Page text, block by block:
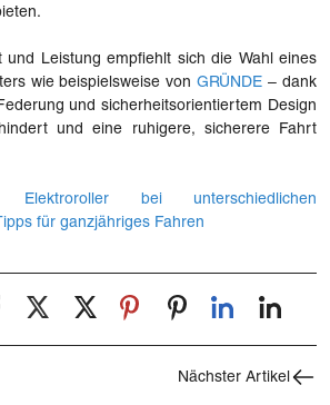
und Leistung empfiehlt sich die Wahl eines
wie beispielsweise von GRÜNDE – dank
und sicherheitsorientiertem Design
und eine ruhigere, sicherere Fahrt
Elektroroller bei unterschiedlichen
für ganzjähriges Fahren
Nächster Artikel